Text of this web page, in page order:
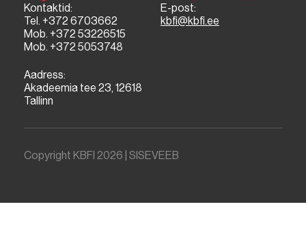
Kontaktid:
Tel. +372 6703662
Mob. +372 53226515
Mob. +372 5053748
E-post:
kbfi@kbfi.ee
Aadress:
Akadeemia tee 23, 12618
Tallinn
Copyright KBFI 2026 | SISEVEEB